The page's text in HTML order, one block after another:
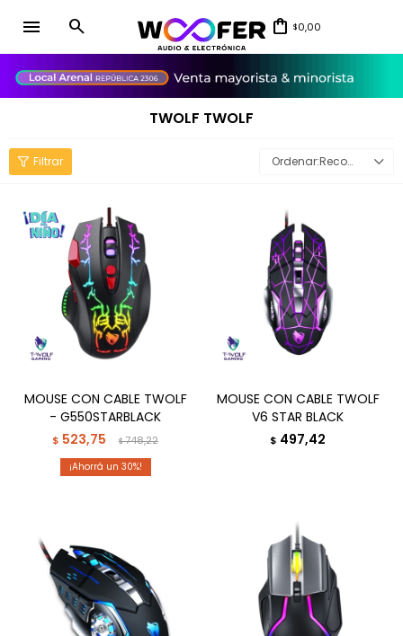
menu $0,00
TWOLF TWOLF
Recomendados
MOUSE CON CABLE TWOLF
- G550STARBLACK
$ 523,75 $748,22
30
MOUSE CON CABLE TWOLF
V6 STAR BLACK
$ 497,42
close